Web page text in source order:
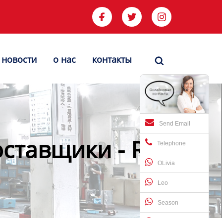
  
новости о нас контакты 
Send Email
Telephone
OLivia
Leo
Season
- Runke-